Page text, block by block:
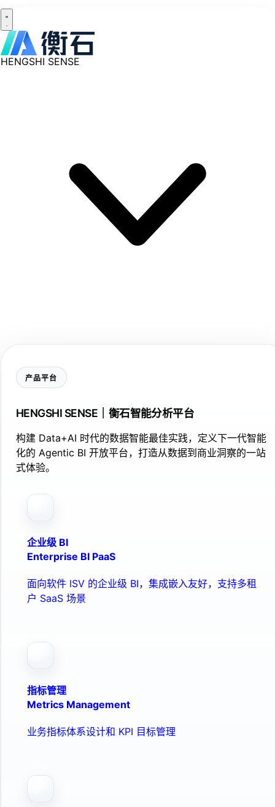
HENGSHI SENSE
产品平台
HENGSHI SENSE｜衡石智能分析平台
构建 Data+AI 时代的数据智能最佳实践，定义下一代智能
化的 Agentic BI 开放平台，打造从数据到商业洞察的一站
式体验。
企业级 BI
Enterprise BI PaaS
面向软件 ISV 的企业级 BI，集成嵌入友好，支持多租
户 SaaS 场景
指标管理
Metrics Management
业务指标体系设计和 KPI 目标管理